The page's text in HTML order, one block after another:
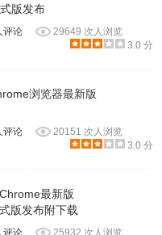
版发布
评论
29649 次人浏览
3.0 分
浏览器最新版
评论
20151 次人浏览
3.0 分
最新版
版发布附下载
评论
25932 次人浏览